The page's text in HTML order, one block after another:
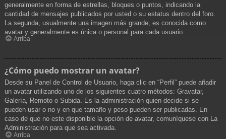
generalmente en forma de estrellas, bloques o puntos, indicando la
cantidad de mensajes publicados por usted o su estatus dentro del foro.
La segunda, usualmente una imagen más grande, es conocida como
avatar y generalmente es única o personal para cada usuario.
Arriba
¿Cómo puedo mostrar un avatar?
Desde su Panel de Control de Usuario, haga clic en “Perfil” puede añadir
un avatar utilizando uno de los siguientes cuatro métodos: Gravatar,
Galería, Remoto o Subida. Es la administración quien decide si se
pueden usar o no y en que tamaño y peso pueden ser publicadas. En
caso de que no este disponible la opción de avatar, comuníquese con La
Administración para que sea activada.
Arriba